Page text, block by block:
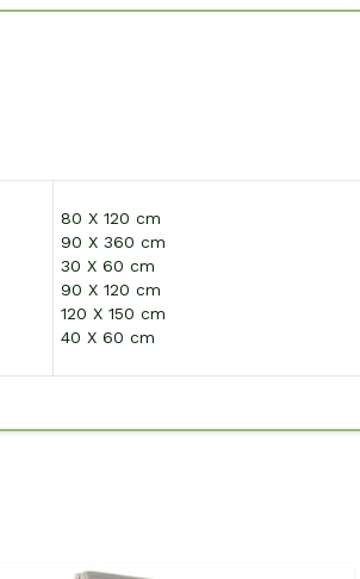
80 X 120 cm
90 X 360 cm
30 X 60 cm
90 X 120 cm
120 X 150 cm
40 X 60 cm